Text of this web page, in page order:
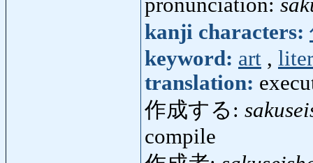
pronunciation:
kanji characters:
keyword: art ,
translation:
作成する:
compile